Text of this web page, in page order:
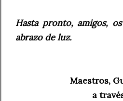
Hasta pronto, amigos,
abrazo de luz.
Maestros,
a